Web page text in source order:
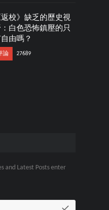
返校》缺乏的歷史視
白色恐怖鎮壓的只
由嗎？
論 27689
and Latest Posts enter